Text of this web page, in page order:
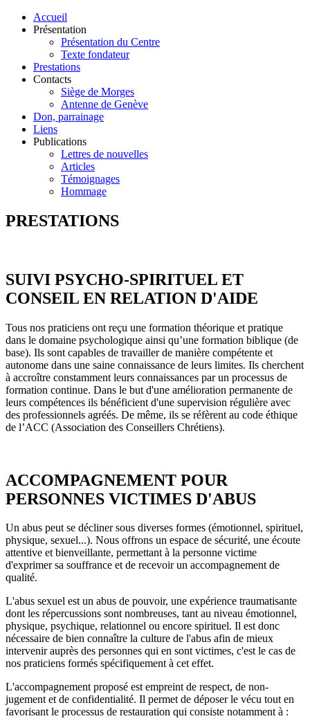
Accueil
Présentation
Présentation du Centre
Texte fondateur
Prestations
Contacts
Siège de Morges
Antenne de Genève
Don, parrainage
Liens
Publications
Lettres de nouvelles
Articles
Témoignages
Hommage
PRESTATIONS
SUIVI PSYCHO-SPIRITUEL ET
CONSEIL EN RELATION D'AIDE
Tous nos praticiens ont reçu une formation théorique et pratique
dans le domaine psychologique ainsi qu’une formation biblique (de
base). Ils sont capables de travailler de manière compétente et
autonome dans une saine connaissance de leurs limites. Ils cherchent
à accroître constamment leurs connaissances par un processus de
formation continue. Dans le but d'une amélioration permanente de
leurs compétences ils bénéficient d'une supervision régulière avec
des professionnels agréés. De même, ils se réfèrent au code éthique
de l’ACC (Association des Conseillers Chrétiens).
ACCOMPAGNEMENT POUR
PERSONNES VICTIMES D'ABUS
Un abus peut se décliner sous diverses formes (émotionnel, spirituel,
physique, sexuel...). Nous offrons un espace de sécurité, une écoute
attentive et bienveillante, permettant à la personne victime
d'exprimer sa souffrance et de recevoir un accompagnement de
qualité.
L'abus sexuel est un abus de pouvoir, une expérience traumatisante
dont les répercussions sont nombreuses, tant au niveau émotionnel,
physique, psychique, relationnel ou encore spirituel. Il est donc
nécessaire de bien connaître la culture de l'abus afin de mieux
intervenir auprès des personnes qui en sont victimes, c'est le cas de
nos praticiens formés spécifiquement à cet effet.
L'accompagnement proposé est empreint de respect, de non-
jugement et de confidentialité. Il permet de déposer le vécu tout en
favorisant le processus de restauration qui consiste notamment à :